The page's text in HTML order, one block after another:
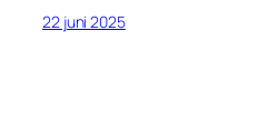
22 juni 2025